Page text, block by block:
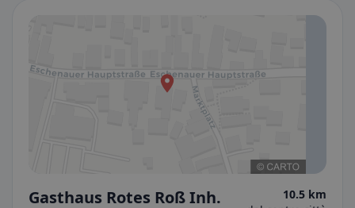
Gasthaus Rotes Roß Inh.
10.5 km